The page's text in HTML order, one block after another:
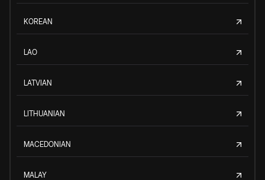
KOREAN
LAO
LATVIAN
LITHUANIAN
MACEDONIAN
MALAY